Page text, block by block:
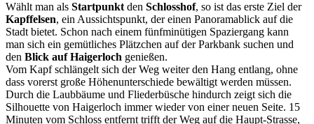
Wählt man als Startpunkt den Schlosshof, so ist das erste Ziel der
Kapffelsen, ein Aussichtspunkt, der einen Panoramablick auf die
Stadt bietet. Schon nach einem fünfminütigen Spaziergang kann
man sich ein gemütliches Plätzchen auf der Parkbank suchen und
den Blick auf Haigerloch genießen.
Vom Kapf schlängelt sich der Weg weiter den Hang entlang, ohne
dass vorerst große Höhenunterschiede bewältigt werden müssen.
Durch die Laubbäume und Fliederbüsche hindurch zeigt sich die
Silhouette von Haigerloch immer wieder von einer neuen Seite. 15
Minuten vom Schloss entfernt trifft der Weg auf die Haupt-Strasse,